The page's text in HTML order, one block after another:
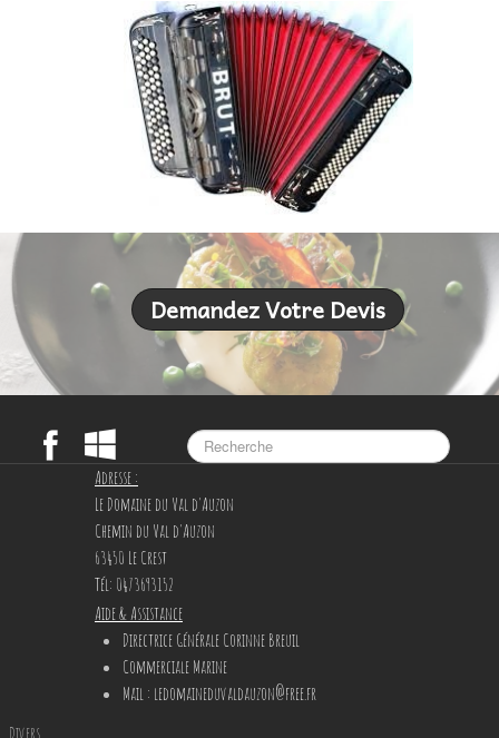
Demandez Votre Devis
Adresse :
Le Domaine du Val d'Auzon
Chemin du Val d'Auzon
63450 Le Crest
Tél: 0473693152
Aide & Assistance
Directrice Générale Corinne Breuil
Commerciale Marine
Mail : ledomaineduvaldauzon@free.fr
Divers